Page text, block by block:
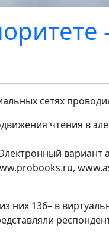
сетях
чтения в
вариант
них 136– в